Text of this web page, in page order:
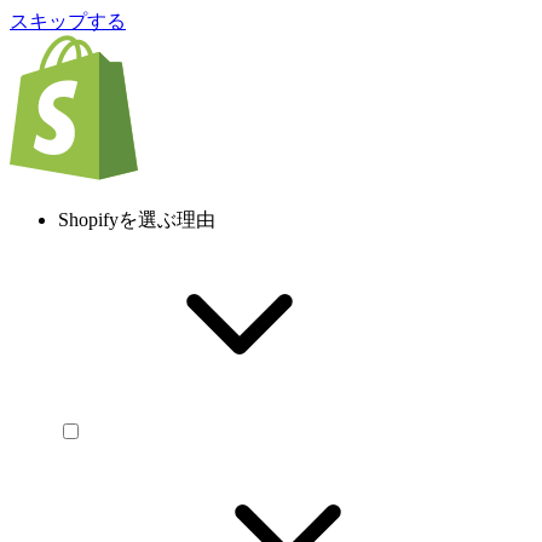
スキップする
Shopifyを選ぶ理由